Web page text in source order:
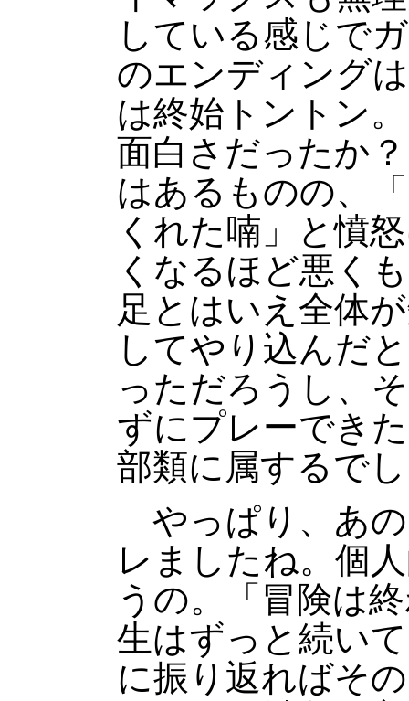
している感じで
のエンディング
は終始トントン
面白さだったか
はあるものの、
くれた喃」と憤
くなるほど悪く
足とはいえ全体
してやり込んだ
っただろうし、
ずにプレーでき
部類に属するで
やっぱり、あ
レましたね。個
うの。「冒険は
生はずっと続い
に振り返ればそ